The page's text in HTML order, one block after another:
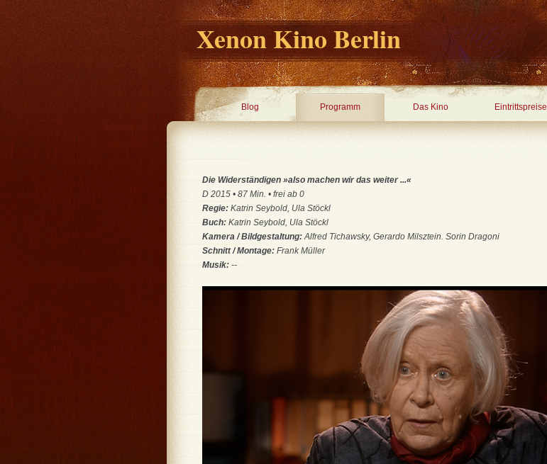
Xenon Kino Berlin
Blog Programm Das Kino Eintrittspreise
Die Widerständigen »also machen wir das weiter ...«
D 2015 • 87 Min. • frei ab 0
Regie: Katrin Seybold, Ula Stöckl
Buch: Katrin Seybold, Ula Stöckl
Kamera / Bildgestaltung:Alfred Tichawsky, Gerardo Milsztein. Sorin Dragoni
Schnitt / Montage: Frank Müller
Musik: --